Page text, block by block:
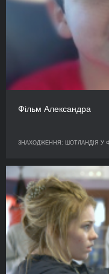
Фільм Александра
ЗНАХОДЖЕННЯ: ШОТЛАНДІЯ У